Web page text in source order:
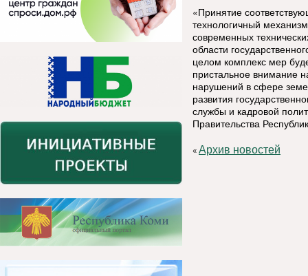
«Принятие
технологичный
современных
области
целом комплекс мер
пристальное внимание
нарушений в сфере
развития
службы и кадровой
Правительства
«Архив новостей